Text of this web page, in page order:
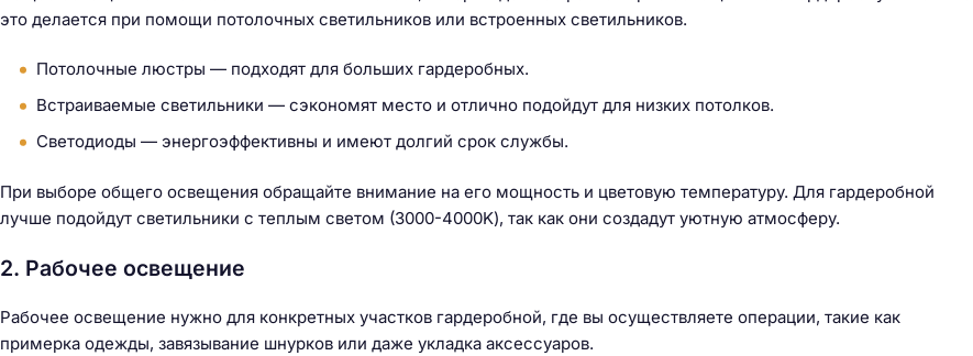
это делается при помощи потолочных светильников или встроенных светильников.
Потолочные люстры — подходят для больших гардеробных.
Встраиваемые светильники — сэкономят место и отлично подойдут для низких потолков.
Светодиоды — энергоэффективны и имеют долгий срок службы.
При выборе общего освещения обращайте внимание на его мощность и цветовую температуру. Для гардеробной
лучше подойдут светильники с теплым светом (3000-4000K), так как они создадут уютную атмосферу.
2. Рабочее освещение
Рабочее освещение нужно для конкретных участков гардеробной, где вы осуществляете операции, такие как
примерка одежды, завязывание шнурков или даже укладка аксессуаров.
т